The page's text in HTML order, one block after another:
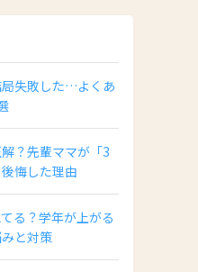
失敗した…よくあ
？先輩ママが「3
悔した理由
る？学年が上がる
と対策